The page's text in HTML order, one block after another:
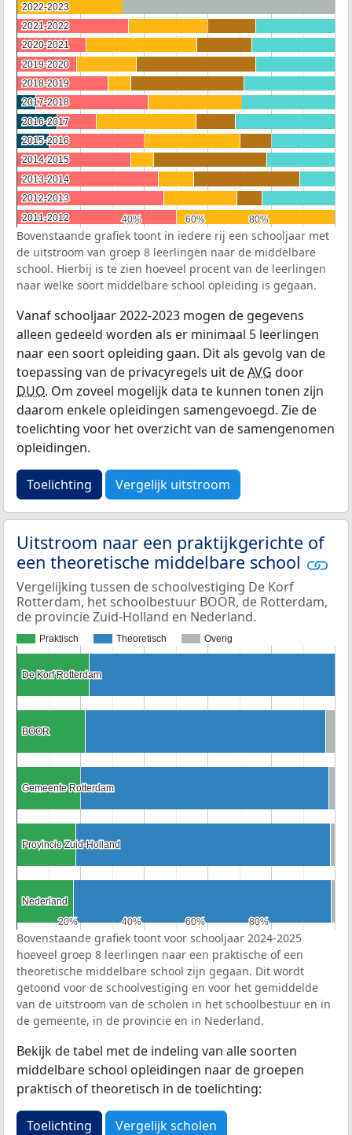
40%
40% 60%
60% 80%
80%
2022-2023
2022-2023
2021-2022
2021-2022
2020-2021
2020-2021
2019-2020
2019-2020
2018-2019
2018-2019
2017-2018
2017-2018
2016-2017
2016-2017
2015-2016
2015-2016
2014-2015
2014-2015
2013-2014
2013-2014
2012-2013
2012-2013
2011-2012
2011-2012
Bovenstaande grafiek toont in iedere rij een schooljaar met
de uitstroom van groep 8 leerlingen naar de middelbare
school. Hierbij is te zien hoeveel procent van de leerlingen
naar welke soort middelbare school opleiding is gegaan.
Vanaf schooljaar 2022-2023 mogen de gegevens
alleen gedeeld worden als er minimaal 5 leerlingen
naar een soort opleiding gaan. Dit als gevolg van de
toepassing van de privacyregels uit deAVG door
DUO. Om zoveel mogelijk data te kunnen tonen zijn
daarom enkele opleidingen samengevoegd. Zie de
toelichting voor het overzicht van de samengenomen
opleidingen.
Toelichting Vergelijk uitstroom
Uitstroom naar een praktijkgerichte of
een theoretische middelbare school
Vergelijking tussen de schoolvestiging De Korf
Rotterdam, het schoolbestuur BOOR, de Rotterdam,
de provincie Zuid-Holland en Nederland.
Praktisch Theoretisch Overig
20%
20% 40%
40% 60%
60% 80%
80%
De Korf Rotterdam
De Korf Rotterdam
BOOR
BOOR
Gemeente Rotterdam
Gemeente Rotterdam
Provincie Zuid-Holland
Provincie Zuid-Holland
Nederland
Nederland
Bovenstaande grafiek toont voor schooljaar 2024-2025
hoeveel groep 8 leerlingen naar een praktische of een
theoretische middelbare school zijn gegaan. Dit wordt
getoond voor de schoolvestiging en voor het gemiddelde
van de uitstroom van de scholen in het schoolbestuur en in
de gemeente, in de provincie en in Nederland.
Bekijk de tabel met de indeling van alle soorten
middelbare school opleidingen naar de groepen
praktisch of theoretisch in de toelichting:
Toelichting Vergelijk scholen